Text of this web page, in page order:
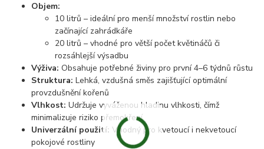
Objem:
10 litrů – ideální pro menší množství rostlin nebo
začínající zahrádkáře
20 litrů – vhodné pro větší počet květináčů či
rozsáhlejší výsadbu
Výživa: Obsahuje potřebné živiny pro první 4–6 týdnů růstu
Struktura: Lehká, vzdušná směs zajišťující optimální
provzdušnění kořenů
Vlhkost: Udržuje vyváženou hladinu vlhkosti, čímž
minimalizuje riziko přemokření
Univerzální použití: Vhodný pro kvetoucí i nekvetoucí
pokojové rostliny